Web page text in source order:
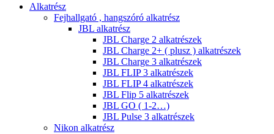
Alkatrész
Fejhallgató , hangszóró alkatrész
JBL alkatrész
JBL Charge 2 alkatrészek
JBL Charge 2+ ( plusz ) alkatrészek
JBL Charge 3 alkatrészek
JBL FLIP 3 alkatrészek
JBL FLIP 4 alkatrészek
JBL Flip 5 alkatrészek
JBL GO ( 1-2…)
JBL Pulse 3 alkatrészek
Nikon alkatrész